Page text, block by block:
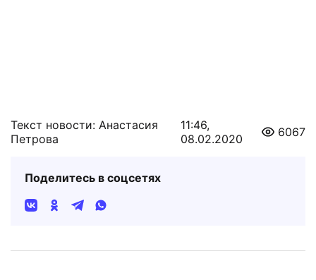
Текст новости: Анастасия
Петрова
11:46,
08.02.2020
6067
Поделитесь в соцсетях